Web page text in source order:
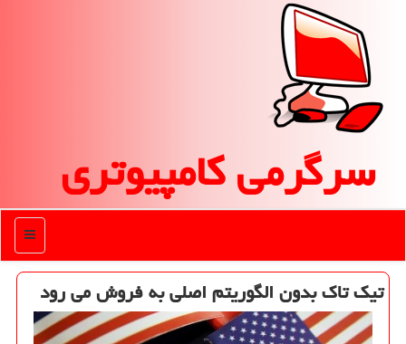
سرگرمی كامپیوتری
منو
تیك تاك بدون الگوریتم اصلی به فروش می رود